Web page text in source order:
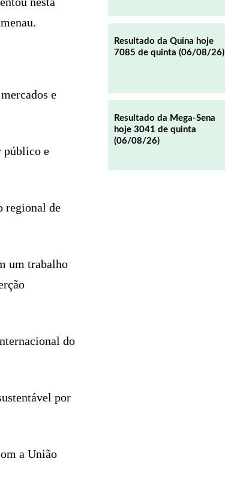
e
público e
regional de
um trabalho
do
por
a União
Resultado da Quina hoje
7085 de quinta (06/08/26)
Resultado da Mega-Sena
hoje 3041 de quinta
(06/08/26)